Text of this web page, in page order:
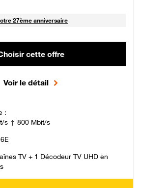
27ème anniversaire
cette offre
Voir le détail
:
s ↑ 800 Mbit/s
TV + 1 Décodeur TV UHD en